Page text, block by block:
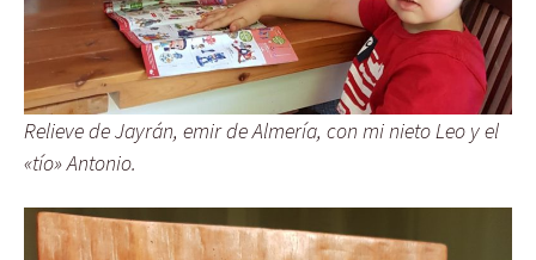
Relieve de Jayrán, emir de Almería, con mi nieto Leo y el
«tío» Antonio.